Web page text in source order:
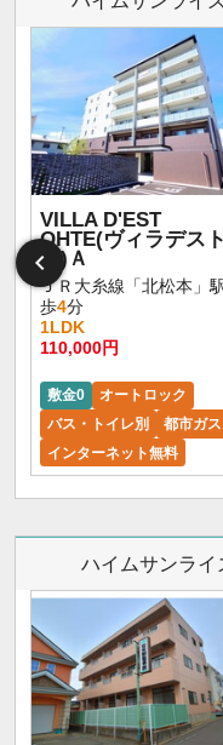
VILLA D'EST
OHTE(ヴィラデス
手)Ａ
ＪＲ大糸線「北松本」
歩4分
1LDK
110,000円
敷金0
オートロック
バス・トイレ別
都市ガス
インターネット無料
ハイムサンラ